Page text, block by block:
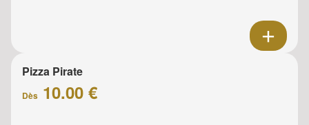
Pizza Pirate
Dès 10.00 €